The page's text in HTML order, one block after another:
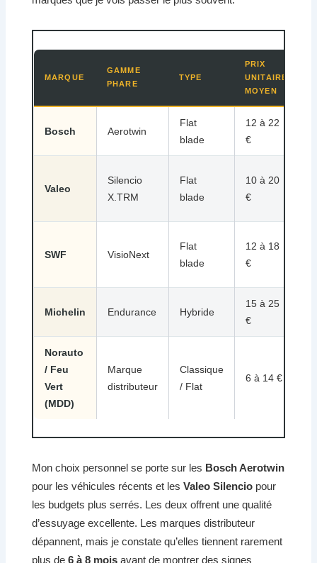
MARQUE
GAMME
PHARE
TYPE
PRIX
UNITAIRE
MOYEN
Bosch Aerotwin
Flat
blade
12 à 22
€
Valeo
Silencio
X.TRM
Flat
blade
10 à 20
€
SWF VisioNext
Flat
blade
12 à 18
€
Michelin Endurance Hybride
15 à 25
€
Norauto
/ Feu
Vert
(MDD)
Marque
distributeur
Classique
/ Flat
6 à 14 €
Mon choix personnel se porte sur les Bosch Aerotwin
pour les véhicules récents et lesValeo Silencio pour
les budgets plus serrés. Les deux offrent une qualité
d’essuyage excellente. Les marques distributeur
dépannent, mais je constate qu’elles tiennent rarement
plus de6 à 8 mois avant de montrer des signes